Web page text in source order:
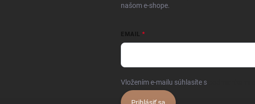
našom e-shope.
EMAIL
Vložením e-mailu súhlasíte s